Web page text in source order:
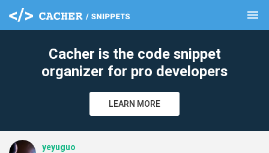
menu
Cacher is the code snippet
organizer for pro developers
LEARN MORE
yeyuguo
clear